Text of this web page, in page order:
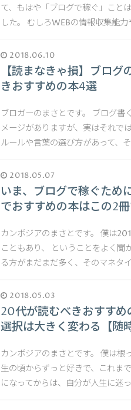
て、もはや「ブログで稼ぐ」こと
した。 むしろWEBの情報収集能
2018.06.10
【読まなきゃ損】ブロ
きおすすめの本4選
ブロガーのまさとです。 ブログ
メージがありますが、実はそれで
ルールや言葉の選び方があって、
2018.05.07
いま、ブログで稼ぐため
でおすすめの本はこの2
カンボジアのまさとです。 僕は
こともあり、 ということをよく聞
る方がまだまだ多く、そのマネタ
2018.05.03
20代が読むべきおすす
選択は大きく変わる【随
カンボジアのまさとです。 僕は
生の頃からずっと好きで、これま
になってからは、自分が人生に迷